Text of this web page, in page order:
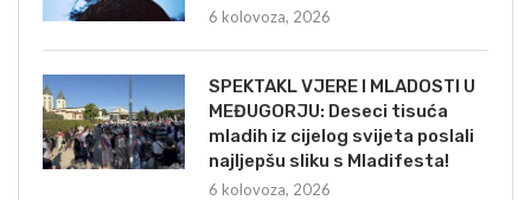
6 kolovoza, 2026
SPEKTAKL VJERE I MLADOSTI U
MEĐUGORJU: Deseci tisuća
mladih iz cijelog svijeta poslali
najljepšu sliku s Mladifesta!
6 kolovoza, 2026